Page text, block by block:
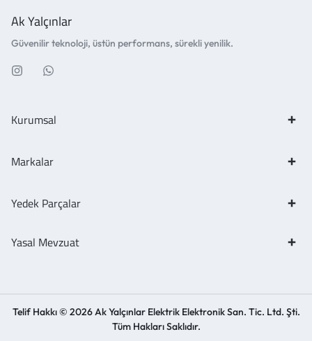
Ak Yalçınlar
Güvenilir teknoloji, üstün performans, sürekli yenilik.
Kurumsal
Markalar
Yedek Parçalar
Yasal Mevzuat
Telif Hakkı © 2026 Ak Yalçınlar Elektrik Elektronik San. Tic. Ltd. Şti.
Tüm Hakları Saklıdır.